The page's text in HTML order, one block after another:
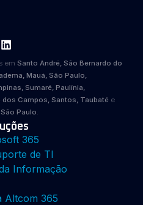
em Santo André, São Bernardo do
Mauá, São Paulo,
Sumaré, Paulínia,
Campos, Santos, Taubaté e
Paulo.
365
de TI
Informação
Altcom 365